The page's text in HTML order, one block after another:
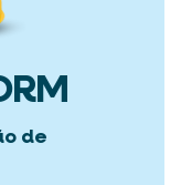
de